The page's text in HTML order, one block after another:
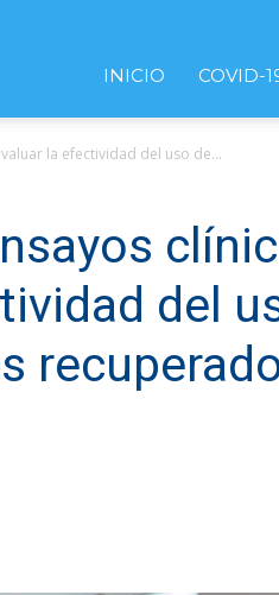
INICIO COVID-
la efectividad del uso de...
del